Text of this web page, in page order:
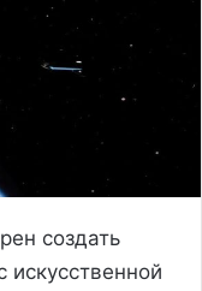
создать